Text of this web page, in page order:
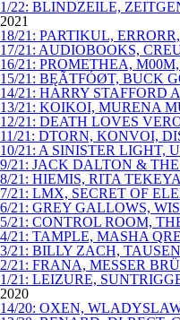
1/22: BLINDZEILE,
2021
18/21: PARTIKUL,
17/21: AUDIOBOOKS,
16/21: PROMETHEA,
15/21: BĘÃTFÓØT, BUCK
14/21: HARRY
13/21: KOIKOI, MURENA
12/21: DEATH LOVES
11/21: DTORN, KONVOI,
10/21: A SINISTER LIGHT,
9/21: JACK DALTON &
8/21: HIEMIS, RITA
7/21: LMX, SECRET OF
6/21: GREY GALLOWS,
5/21: CONTROL ROOM,
4/21: TAMPLE, MASHA
3/21: BILLY ZACH,
2/21: FRANA, MESSER
1/21: LEIZURE,
2020
14/20: OXEN,